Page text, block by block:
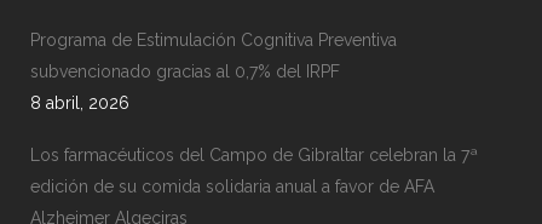
Programa de Estimulación Cognitiva Preventiva
subvencionado gracias al 0,7% del IRPF
8 abril, 2026
Los farmacéuticos del Campo de Gibraltar celebran la 7ª
edición de su comida solidaria anual a favor de AFA
Alzheimer Algeciras